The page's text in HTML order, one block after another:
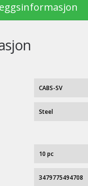
CABS-SV
Steel
10 pc
3479775494708